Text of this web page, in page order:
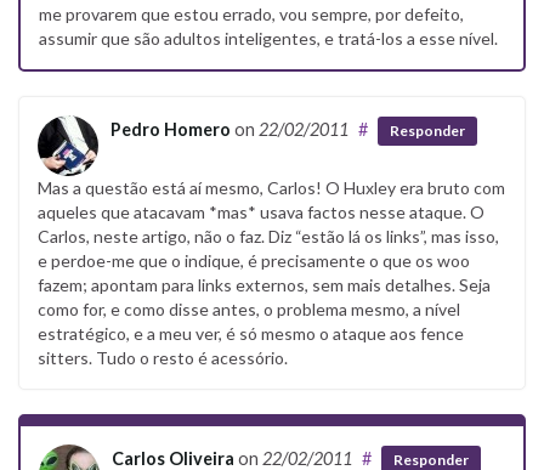
me provarem que estou errado, vou sempre, por defeito,
assumir que são adultos inteligentes, e tratá-los a esse nível.
Pedro Homero on 22/02/2011 # Responder
Mas a questão está aí mesmo, Carlos! O Huxley era bruto com
aqueles que atacavam *mas* usava factos nesse ataque. O
Carlos, neste artigo, não o faz. Diz “estão lá os links”, mas isso,
e perdoe-me que o indique, é precisamente o que os woo
fazem; apontam para links externos, sem mais detalhes. Seja
como for, e como disse antes, o problema mesmo, a nível
estratégico, e a meu ver, é só mesmo o ataque aos fence
sitters. Tudo o resto é acessório.
Carlos Oliveira on 22/02/2011 # Responder